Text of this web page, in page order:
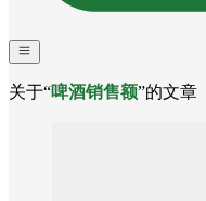
关于“啤酒销售额”的文章